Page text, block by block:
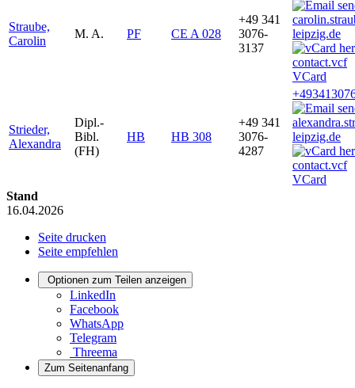
Straube,
Carolin
M. A. PF CE A 028
+49 341
3076-
3137
leipzig.de
VCard
Strieder,
Alexandra
Dipl.-
Bibl.
(FH)
HB HB 308
+49 341
3076-
4287
leipzig.de
VCard
Stand
16.04.2026
Seite drucken
Seite empfehlen
Optionen zum Teilen anzeigen
LinkedIn
Facebook
WhatsApp
Telegram
Threema
Zum Seitenanfang